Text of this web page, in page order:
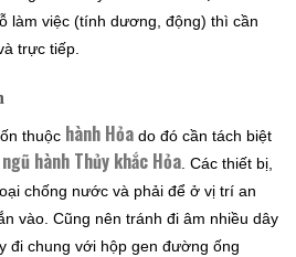
làm việc (tính dương, động) thì cần
trực tiếp.
thuộc hành Hỏa do đó cần tách biệt
ngũ hành Thủy khắc Hỏa . Các thiết bị,
chống nước và phải để ở vị trí an
vào. Cũng nên tránh đi âm nhiều dây
đi chung với hộp gen đường ống